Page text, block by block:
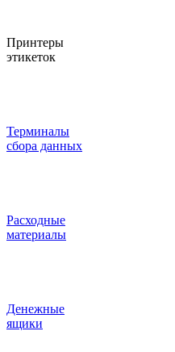
Принтеры
этикеток
Терминалы
сбора данных
Расходные
материалы
Денежные
ящики